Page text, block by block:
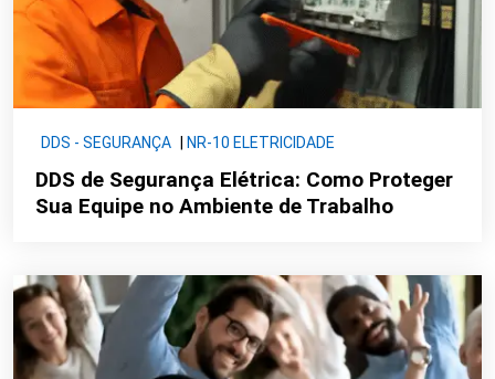
DDS - SEGURANÇA | NR-10 ELETRICIDADE
DDS de Segurança Elétrica: Como Proteger
Sua Equipe no Ambiente de Trabalho